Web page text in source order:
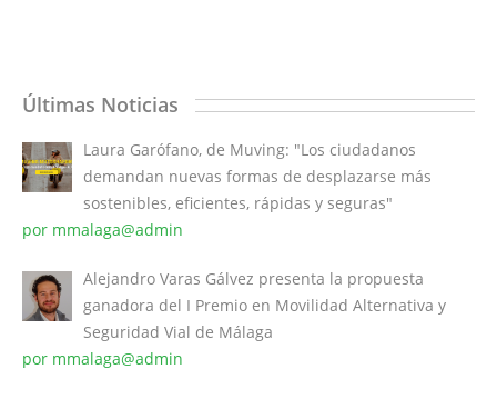
Últimas Noticias
Laura Garófano, de Muving: "Los ciudadanos
demandan nuevas formas de desplazarse más
sostenibles, eficientes, rápidas y seguras"
por mmalaga@admin
Alejandro Varas Gálvez presenta la propuesta
ganadora del I Premio en Movilidad Alternativa y
Seguridad Vial de Málaga
por mmalaga@admin